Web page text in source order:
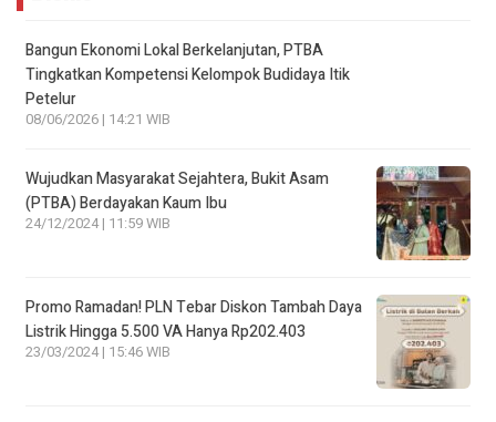
Bangun Ekonomi Lokal Berkelanjutan, PTBA
Tingkatkan Kompetensi Kelompok Budidaya Itik
Petelur
08/06/2026 | 14:21 WIB
Wujudkan Masyarakat Sejahtera, Bukit Asam
(PTBA) Berdayakan Kaum Ibu
24/12/2024 | 11:59 WIB
Promo Ramadan! PLN Tebar Diskon Tambah Daya
Listrik Hingga 5.500 VA Hanya Rp202.403
23/03/2024 | 15:46 WIB